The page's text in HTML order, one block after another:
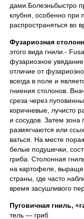
дами.Болезньбыстро
клубня, осо­бенно при
распространяться во
Фузариозная
этого вида гнили.-
фузариозное
отличие от
всегда в поле и
гниения столонов.
среза через
коричневые, лучисто
и сосудов. Затем зона
размягчаются или
ваться. На месте
белые поду­шечки,
гриба. Столонная
на картофеле,
страны, где часто
время засушливого
Пуговичная гниль,
тель — гриб